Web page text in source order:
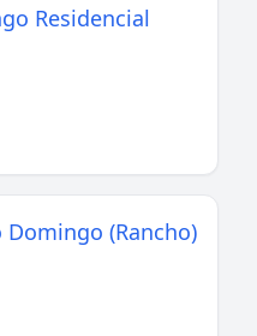
Residencial
(Rancho)